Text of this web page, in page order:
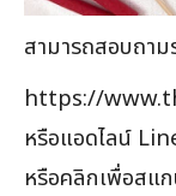
สามารถสอบถาม
https://
หรือแอดไลน์
หรือคลิกเพื่อสแ